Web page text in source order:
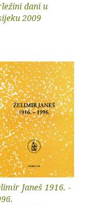
dani u
2009
Janeš 1916. -